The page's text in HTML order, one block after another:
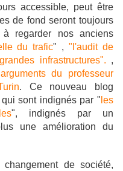
accessible, peut être
de fond seront toujours
regarder nos anciens
du trafic" ,"l'audit de
infrastructures". ,
du professeur
. Ce nouveau blog
sont indignés par " les
", indignés par un
une amélioration du
de société,